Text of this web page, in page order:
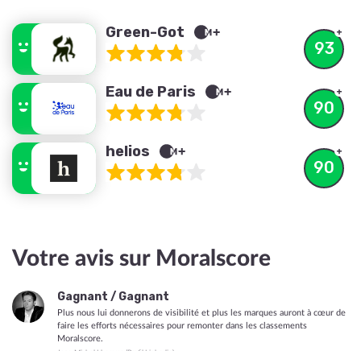
Green-Got
93
Eau de Paris
90
helios
90
Votre avis sur Moralscore
Gagnant / Gagnant
Plus nous lui donnerons de visibilité et plus les marques auront à cœur de
faire les efforts nécessaires pour remonter dans les classements
Moralscore.